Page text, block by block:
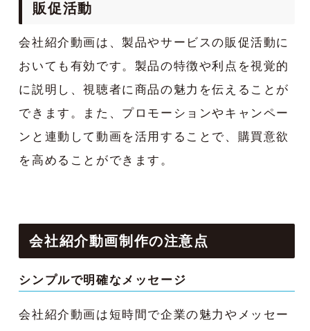
販促活動
会社紹介動画は、製品やサービスの販促活動に
おいても有効です。製品の特徴や利点を視覚的
に説明し、視聴者に商品の魅力を伝えることが
できます。また、プロモーションやキャンペー
ンと連動して動画を活用することで、購買意欲
を高めることができます。
会社紹介動画制作の注意点
シンプルで明確なメッセージ
会社紹介動画は短時間で企業の魅力やメッセー